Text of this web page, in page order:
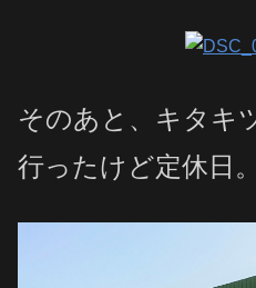
そのあと、キタキ
行ったけど定休日